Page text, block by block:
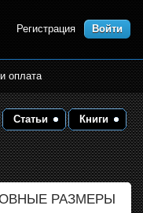
Регистрация Войти
оплата
Статьи Книги
РАЗМЕРЫ